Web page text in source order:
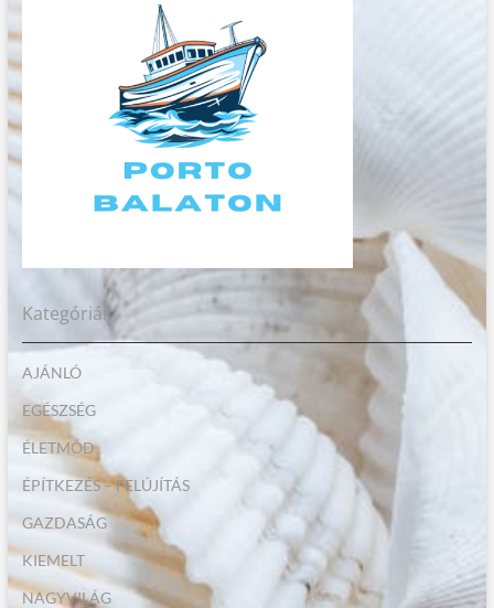
Kategóriák
AJÁNLÓ
EGÉSZSÉG
ÉLETMÓD
ÉPÍTKEZÉS – FELÚJÍTÁS
GAZDASÁG
KIEMELT
NAGYVILÁG